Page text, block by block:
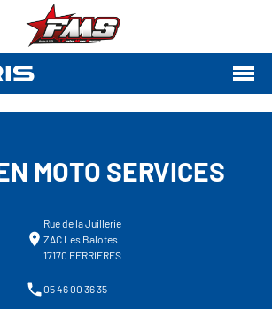
MOTO SERVICES
Rue de la Juillerie
ZAC Les Balotes
17170 FERRIERES
05 46 00 36 35